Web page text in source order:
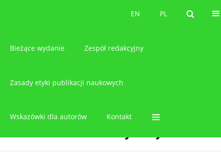
PL
EN PL
EN
Bieżące wydanie Zespół redakcyjny
Zasady etyki publikacji naukowych
Wskazówki dla autorów Kontakt